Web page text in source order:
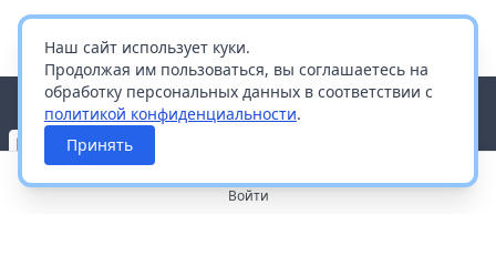
Наш сайт использует куки.
Продолжая им пользоваться, вы соглашаетесь на
обработку персональных данных в соответствии с
политикой конфиденциальности.
Принять
Войти